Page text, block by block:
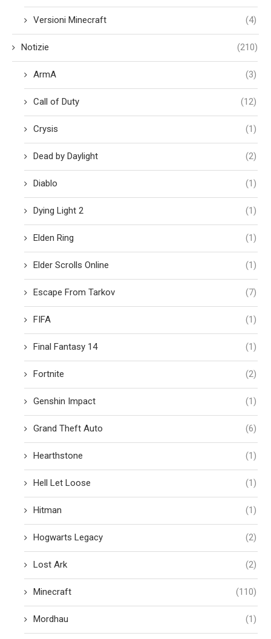
Versioni Minecraft (4)
Notizie (210)
ArmA (3)
Call of Duty (12)
Crysis (1)
Dead by Daylight (2)
Diablo (1)
Dying Light 2 (1)
Elden Ring (1)
Elder Scrolls Online (1)
Escape From Tarkov (7)
FIFA (1)
Final Fantasy 14 (1)
Fortnite (2)
Genshin Impact (1)
Grand Theft Auto (6)
Hearthstone (1)
Hell Let Loose (1)
Hitman (1)
Hogwarts Legacy (2)
Lost Ark (2)
Minecraft (110)
Mordhau (1)